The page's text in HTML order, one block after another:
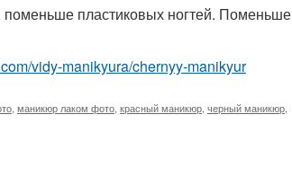
пластиковых ногтей. Поменьше
vidy-manikyura/chernyy-manikyur
маникюр лаком фото красный маникюр черный маникюр